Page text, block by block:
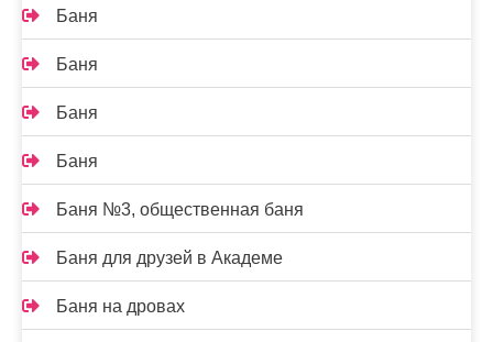
Баня
Баня
Баня
Баня
Баня №3, общественная баня
Баня для друзей в Академе
Баня на дровах